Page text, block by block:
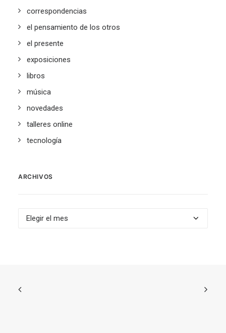
correspondencias
el pensamiento de los otros
el presente
exposiciones
libros
música
novedades
talleres online
tecnología
ARCHIVOS
Archivos